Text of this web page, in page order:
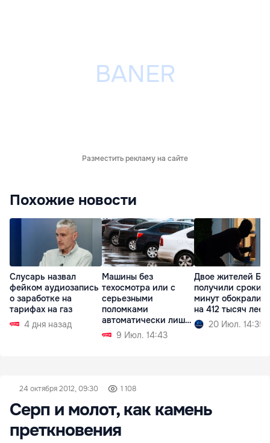
Разместить рекламу на сайте
Похожие новости
Слусарь назвал
фейком аудиозапись
о заработке на
тарифах на газ
4 дня назад
Машины без
техосмотра или с
серьезными
поломками
автоматически лишат
регистрации
9 Июл. 14:43
Двое жителей
получили сроки:
минут обокрали
на 412 тысяч леев
20 Июл. 14:35
24 октября 2012, 09:30 1 108
Серп и молот, как камень
преткновения